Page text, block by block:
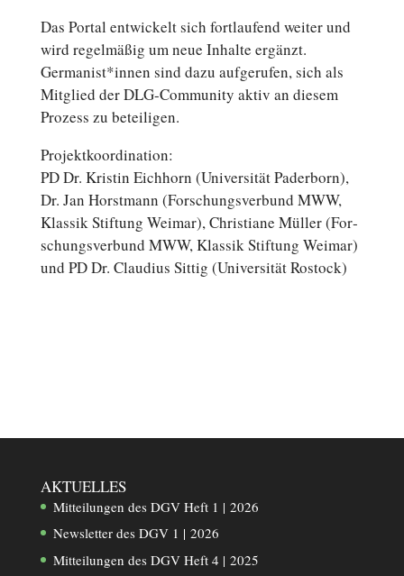
Das Portal ent­wi­ckelt sich fort­lau­fend weiter und
wird re­gel­mä­ßig um neue Inhalte ergänzt.
Germanist*innen sind dazu auf­ge­ru­fen, sich als
Mit­glied der DLG-Community aktiv an diesem
Prozess zu beteiligen.
Pro­jekt­ko­or­di­na­ti­on:
PD Dr. Kristin Eich­horn (Uni­ver­si­tät Pader­born),
Dr. Jan Horst­mann (For­schungs­ver­bund MWW,
Klassik Stif­tung Weimar), Chris­tia­ne Müller (For­
schungs­ver­bund MWW, Klassik Stif­tung Weimar)
und PD Dr. Clau­di­us Sittig (Uni­ver­si­tät Rostock)
AKTUELLES
Mitteilungen des DGV Heft 1 | 2026
Newsletter des DGV 1 | 2026
Mitteilungen des DGV Heft 4 | 2025